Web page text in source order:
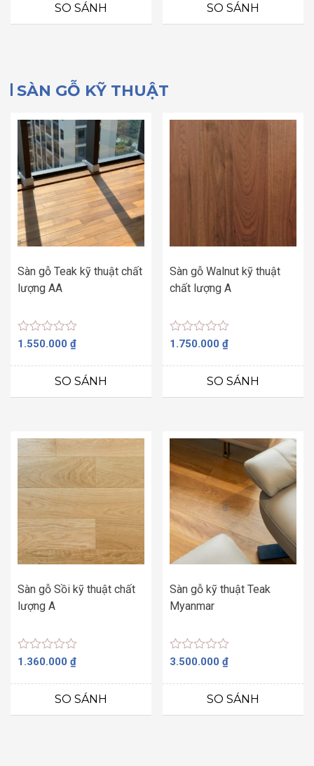
sao
SO SÁNH SO SÁNH
SÀN GỖ KỸ THUẬT
Sàn gỗ Teak kỹ thuật chất
lượng AA
Được
hạng
sao
1.550.000 ₫
SO SÁNH
Sàn gỗ Walnut kỹ thuật
chất lượng A
Được
hạng
sao
1.750.000₫
SO SÁNH
Sàn gỗ Sồi kỹ thuật chất
lượng A
Được
hạng
sao
1.360.000 ₫
SO SÁNH
Sàn gỗ kỹ thuật Teak
Myanmar
Được
hạng
sao
3.500.000₫
SO SÁNH